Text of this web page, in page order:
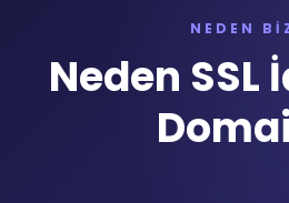
NEDEN
Neden SSL